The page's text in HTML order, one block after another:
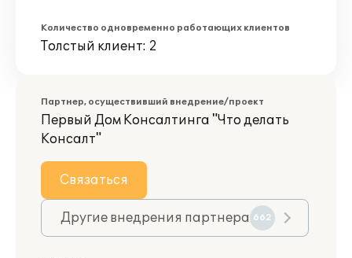
Количество одновременно работающих клиентов
Толстый клиент: 2
Партнер, осуществивший внедрение/проект
Первый Дом Консалтинга "Что делать
Консалт"
Связаться
Другие внедрения партнера 662